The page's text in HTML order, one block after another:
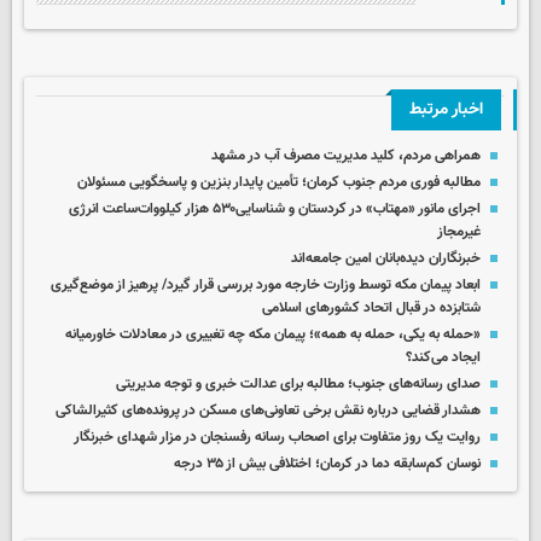
اخبار مرتبط
همراهی مردم، کلید مدیریت مصرف آب در مشهد
مطالبه فوری مردم جنوب کرمان؛ تأمین پایدار بنزین و پاسخگویی مسئولان
اجرای مانور ‌«مهتاب» در کردستان‌ و شناسایی۵۳۰ هزار کیلووات‌ساعت انرژی
غیرمجاز ‌
خبرنگاران دیده‌بانان امین جامعه‌اند
ابعاد پیمان مکه توسط وزارت خارجه مورد بررسی قرار گیرد/ پرهیز از موضع‌گیری
شتابزده در قبال اتحاد کشورهای اسلامی
«حمله به یکی، حمله به همه»؛ پیمان مکه چه تغییری در معادلات خاورمیانه
ایجاد می‌کند؟
صدای رسانه‌های جنوب؛ مطالبه برای عدالت خبری و توجه مدیریتی
هشدار قضایی درباره نقش برخی تعاونی‌های مسکن در پرونده‌های کثیرالشاکی
روایت یک روز متفاوت برای اصحاب رسانه رفسنجان در مزار شهدای خبرنگار
نوسان کم‌سابقه دما در کرمان؛ اختلافی بیش از ۳۵ درجه